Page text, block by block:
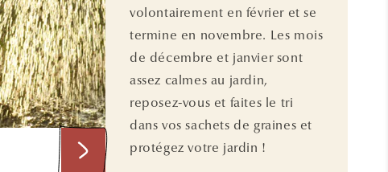
volontairement en février et se
termine en novembre. Les mois
de décembre et janvier sont
assez calmes au jardin,
reposez-vous et faites le tri
dans vos sachets de graines et
protégez votre jardin !